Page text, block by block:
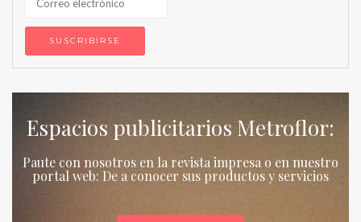
Espacios publicitarios Metroflor:
Paute con nosotros en la revista impresa o en nuestro
portal web: De a conocer sus productos y servicios